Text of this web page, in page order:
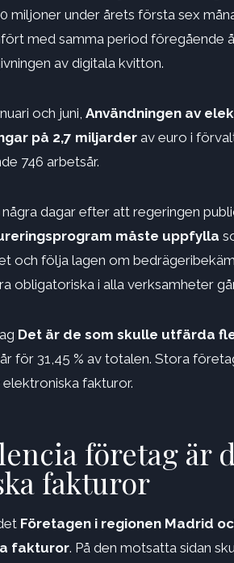
miljoner under årets första sex
med samma period föregående
av digitala kvitton.
och juni, Användningen av
på 2,7 miljarder av euro i
746 arbetsår.
dagar efter att regeringen
måste uppfylla
och följa lagen om
obligatoriska i alla verksamheter
Det är de som skulle utfärda
för 31,45 % av totalen. Stora
fakturor.
företag är
fakturor
Företagen i regionen Madrid
fakturor. På den motsatta sidan